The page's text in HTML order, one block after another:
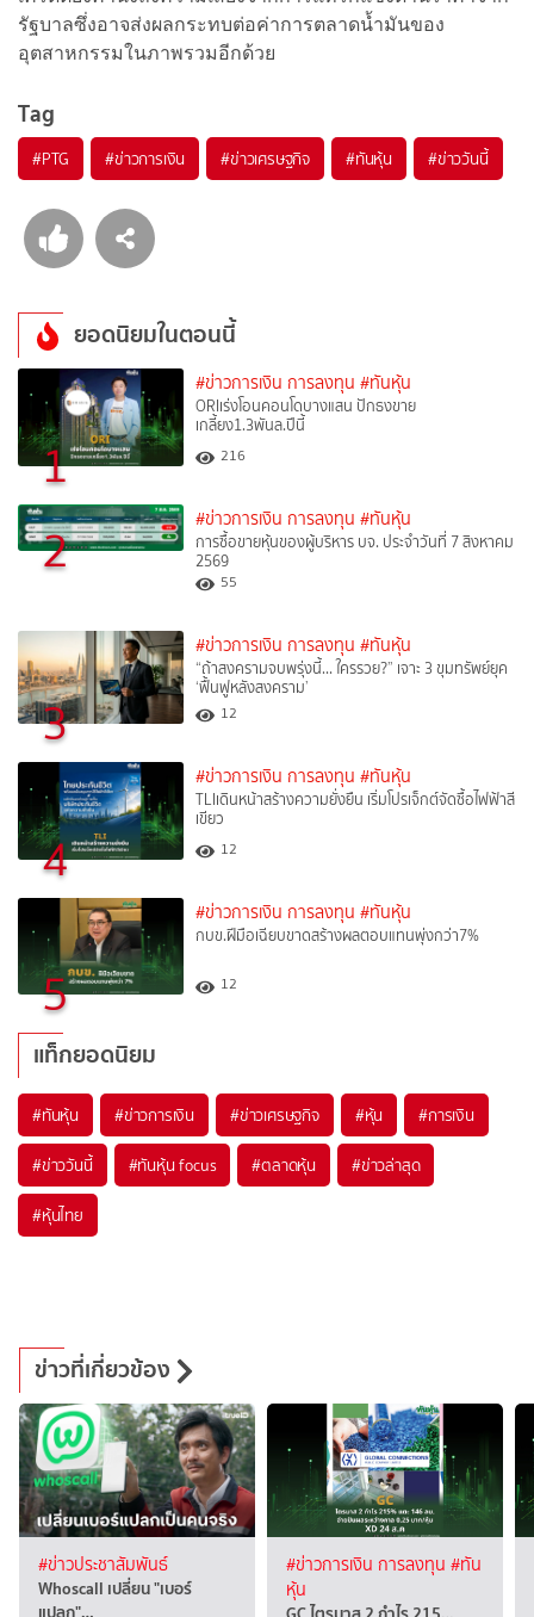
รัฐบาลซึ่งอาจส่งผลกระทบต่อค่าการตลาดน้ำมันของ
อุตสาหกรรมในภาพรวมอีกด้วย
Tag
#PTG #ข่าวการเงิน #ข่าวเศรษฐกิจ #ทันหุ้น #ข่าววันนี้
ยอดนิยมในตอนนี้
1
#ข่าวการเงิน การลงทุน #ทันหุ้น
ORIเร่งโอนคอนโดบางแสน ปักธงขาย
เกลี้ยง1.3พันล.ปีนี้
216
2 #ข่าวการเงิน การลงทุน #ทันหุ้น
การซื้อขายหุ้นของผู้บริหาร บจ. ประจำวันที่ 7 สิงหาคม
2569
55
3
#ข่าวการเงิน การลงทุน #ทันหุ้น
“ถ้าสงครามจบพรุ่งนี้… ใครรวย?” เจาะ 3 ขุมทรัพย์ยุค
‘ฟื้นฟูหลังสงคราม’
12
4
#ข่าวการเงิน การลงทุน #ทันหุ้น
TLIเดินหน้าสร้างความยั่งยืน เริ่มโปรเจ็กต์จัดซื้อไฟฟ้าสี
เขียว
12
5
#ข่าวการเงิน การลงทุน #ทันหุ้น
กบข.ฝีมือเฉียบขาดสร้างผลตอบแทนพุ่งกว่า7%
12
แท็กยอดนิยม
#ทันหุ้น #ข่าวการเงิน #ข่าวเศรษฐกิจ #หุ้น #การเงิน
#ข่าววันนี้ #ทันหุ้น focus #ตลาดหุ้น #ข่าวล่าสุด
#หุ้นไทย
ข่าวที่เกี่ยวข้อง
#ข่าวประชาสัมพันธ์
Whoscall เปลี่ยน "เบอร์
#ข่าวการเงิน การลงทุน #ทัน
หุ้น